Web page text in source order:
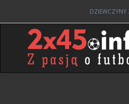
DZIEWCZYNY